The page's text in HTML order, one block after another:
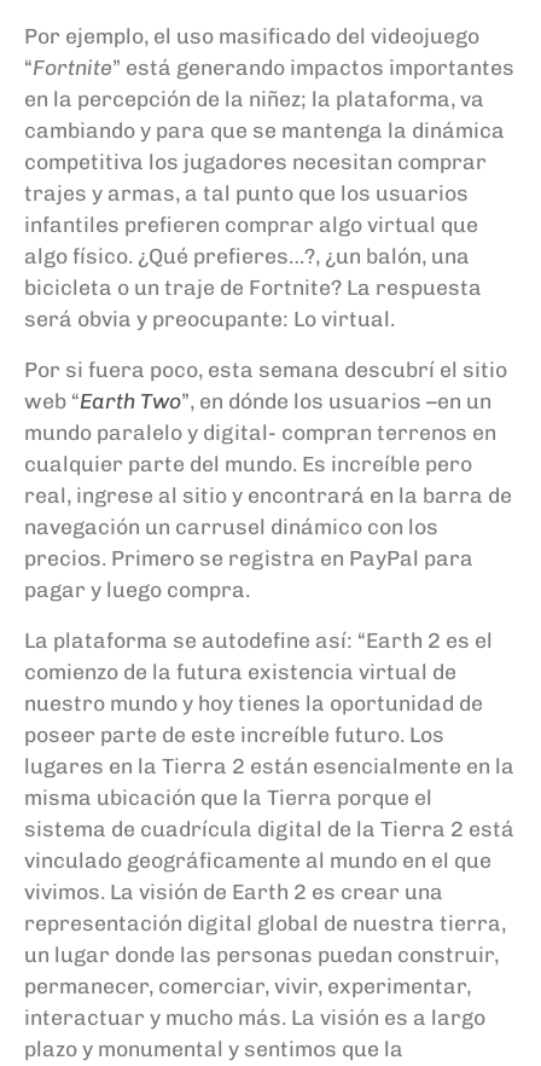
Por ejemplo, el uso masificado del videojuego
“Fortnite” está generando impactos importantes
en la percepción de la niñez; la plataforma, va
cambiando y para que se mantenga la dinámica
competitiva los jugadores necesitan comprar
trajes y armas, a tal punto que los usuarios
infantiles prefieren comprar algo virtual que
algo físico. ¿Qué prefieres…?, ¿un balón, una
bicicleta o un traje de Fortnite? La respuesta
será obvia y preocupante: Lo virtual.
Por si fuera poco, esta semana descubrí el sitio
web “Earth Two”, en dónde los usuarios –en un
mundo paralelo y digital- compran terrenos en
cualquier parte del mundo. Es increíble pero
real, ingrese al sitio y encontrará en la barra de
navegación un carrusel dinámico con los
precios. Primero se registra en PayPal para
pagar y luego compra.
La plataforma se autodefine así: “Earth 2 es el
comienzo de la futura existencia virtual de
nuestro mundo y hoy tienes la oportunidad de
poseer parte de este increíble futuro. Los
lugares en la Tierra 2 están esencialmente en la
misma ubicación que la Tierra porque el
sistema de cuadrícula digital de la Tierra 2 está
vinculado geográficamente al mundo en el que
vivimos. La visión de Earth 2 es crear una
representación digital global de nuestra tierra,
un lugar donde las personas puedan construir,
permanecer, comerciar, vivir, experimentar,
interactuar y mucho más. La visión es a largo
plazo y monumental y sentimos que la